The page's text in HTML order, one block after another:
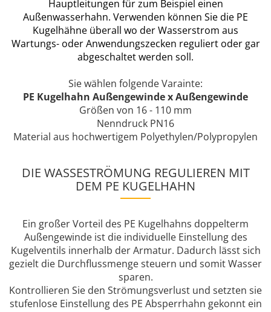
Hauptleitungen für zum Beispiel einen
Außenwasserhahn. Verwenden können Sie die PE
Kugelhähne überall wo der Wasserstrom aus
Wartungs- oder Anwendungszecken reguliert oder gar
abgeschaltet werden soll.
Sie wählen folgende Varainte:
PE Kugelhahn Außengewinde x Außengewinde
Größen von 16 - 110 mm
Nenndruck PN16
Material aus hochwertigem Polyethylen/Polypropylen
DIE WASSESTRÖMUNG REGULIEREN MIT
DEM PE KUGELHAHN
Ein großer Vorteil des PE Kugelhahns doppelterm
Außengewinde ist die individuelle Einstellung des
Kugelventils innerhalb der Armatur. Dadurch lässt sich
gezielt die Durchflussmenge steuern und somit Wasser
sparen.
Kontrollieren Sie den Strömungsverlust und setzten sie
stufenlose Einstellung des PE Absperrhahn gekonnt ein